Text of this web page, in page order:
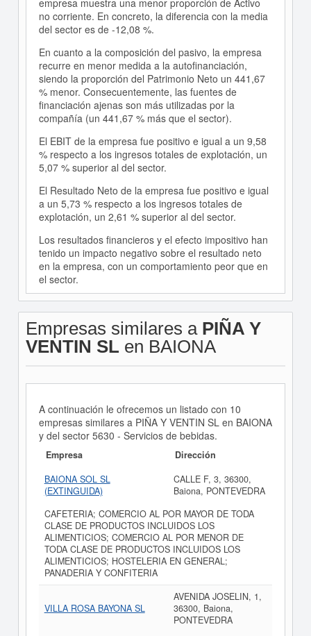
empresa muestra una menor proporción de Activo
no corriente. En concreto, la diferencia con la media
del sector es de -12,08 %.
En cuanto a la composición del pasivo, la empresa
recurre en menor medida a la autofinanciación,
siendo la proporción del Patrimonio Neto un 441,67
% menor. Consecuentemente, las fuentes de
financiación ajenas son más utilizadas por la
compañía (un 441,67 % más que el sector).
El EBIT de la empresa fue positivo e igual a un 9,58
% respecto a los ingresos totales de explotación, un
5,07 % superior al del sector.
El Resultado Neto de la empresa fue positivo e igual
a un 5,73 % respecto a los ingresos totales de
explotación, un 2,61 % superior al del sector.
Los resultados financieros y el efecto impositivo han
tenido un impacto negativo sobre el resultado neto
en la empresa, con un comportamiento peor que en
el sector.
Empresas similares a PIÑA Y
VENTIN SL en BAIONA
A continuación le ofrecemos un listado con 10
empresas similares a PIÑA Y VENTIN SL en BAIONA
y del sector 5630 - Servicios de bebidas.
Empresa
Dirección
BAIONA SOL SL
(EXTINGUIDA)
CALLE F, 3, 36300,
Baiona, PONTEVEDRA
CAFETERIA; COMERCIO AL POR MAYOR DE TODA
CLASE DE PRODUCTOS INCLUIDOS LOS
ALIMENTICIOS; COMERCIO AL POR MENOR DE
TODA CLASE DE PRODUCTOS INCLUIDOS LOS
ALIMENTICIOS; HOSTELERIA EN GENERAL;
PANADERIA Y CONFITERIA
VILLA ROSA BAYONA SL
AVENIDA JOSELIN, 1,
36300, Baiona,
PONTEVEDRA